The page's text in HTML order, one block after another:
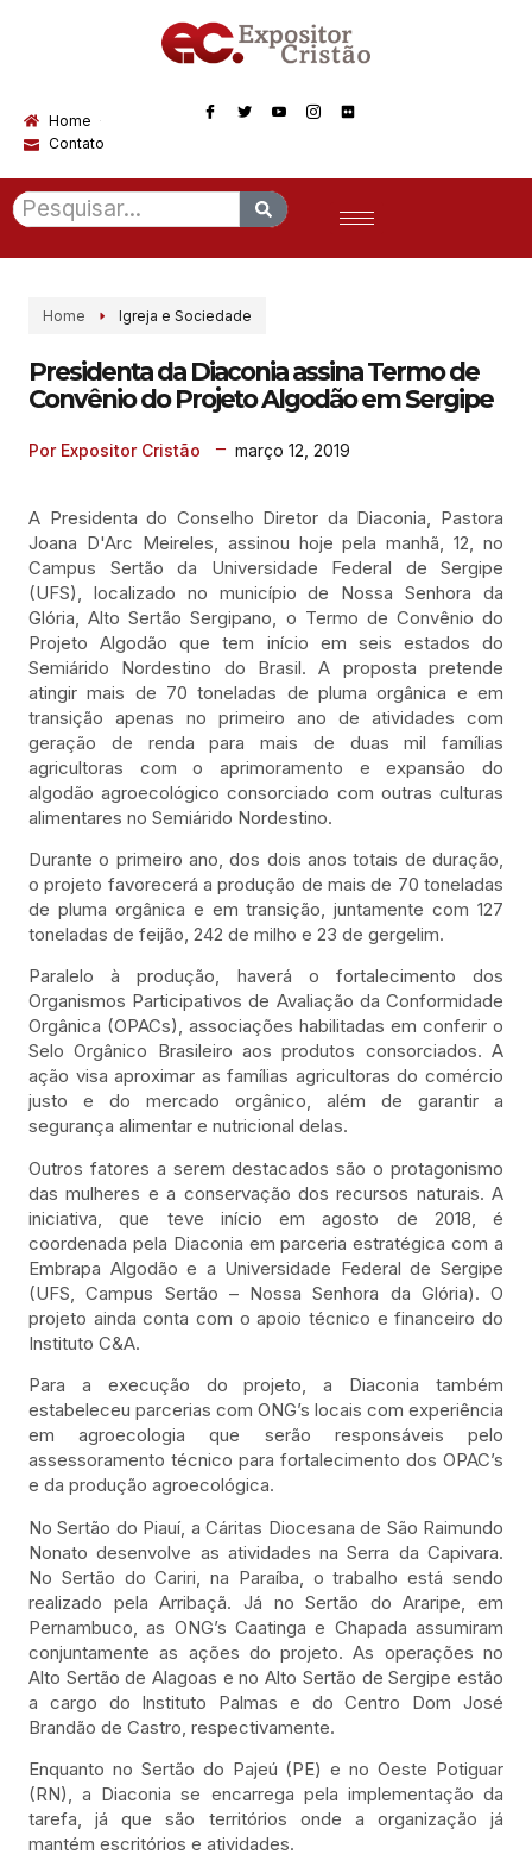
Home
Contato
Home Igreja e Sociedade
Presidenta da Diaconia assina Termo de
Convênio do Projeto Algodão em Sergipe
Por Expositor Cristão março 12, 2019
A Presidenta do Conselho Diretor da Diaconia, Pastora
Joana D'Arc Meireles, assinou hoje pela manhã, 12, no
Campus Sertão da Universidade Federal de Sergipe
(UFS), localizado no município de Nossa Senhora da
Glória, Alto Sertão Sergipano, o Termo de Convênio do
Projeto Algodão que tem início em seis estados do
Semiárido Nordestino do Brasil. A proposta pretende
atingir mais de 70 toneladas de pluma orgânica e em
transição apenas no primeiro ano de atividades com
geração de renda para mais de duas mil famílias
agricultoras com o aprimoramento e expansão do
algodão agroecológico consorciado com outras culturas
alimentares no Semiárido Nordestino.
Durante o primeiro ano, dos dois anos totais de duração,
o projeto favorecerá a produção de mais de 70 toneladas
de pluma orgânica e em transição, juntamente com 127
toneladas de feijão, 242 de milho e 23 de gergelim.
Paralelo à produção, haverá o fortalecimento dos
Organismos Participativos de Avaliação da Conformidade
Orgânica (OPACs), associações habilitadas em conferir o
Selo Orgânico Brasileiro aos produtos consorciados. A
ação visa aproximar as famílias agricultoras do comércio
justo e do mercado orgânico, além de garantir a
segurança alimentar e nutricional delas.
Outros fatores a serem destacados são o protagonismo
das mulheres e a conservação dos recursos naturais. A
iniciativa, que teve início em agosto de 2018, é
coordenada pela Diaconia em parceria estratégica com a
Embrapa Algodão e a Universidade Federal de Sergipe
(UFS, Campus Sertão – Nossa Senhora da Glória). O
projeto ainda conta com o apoio técnico e financeiro do
Instituto C&A.
Para a execução do projeto, a Diaconia também
estabeleceu parcerias com ONG’s locais com experiência
em agroecologia que serão responsáveis pelo
assessoramento técnico para fortalecimento dos OPAC’s
e da produção agroecológica.
No Sertão do Piauí, a Cáritas Diocesana de São Raimundo
Nonato desenvolve as atividades na Serra da Capivara.
No Sertão do Cariri, na Paraíba, o trabalho está sendo
realizado pela Arribaçã. Já no Sertão do Araripe, em
Pernambuco, as ONG’s Caatinga e Chapada assumiram
conjuntamente as ações do projeto. As operações no
Alto Sertão de Alagoas e no Alto Sertão de Sergipe estão
a cargo do Instituto Palmas e do Centro Dom José
Brandão de Castro, respectivamente.
Enquanto no Sertão do Pajeú (PE) e no Oeste Potiguar
(RN), a Diaconia se encarrega pela implementação da
tarefa, já que são territórios onde a organização já
mantém escritórios e atividades.